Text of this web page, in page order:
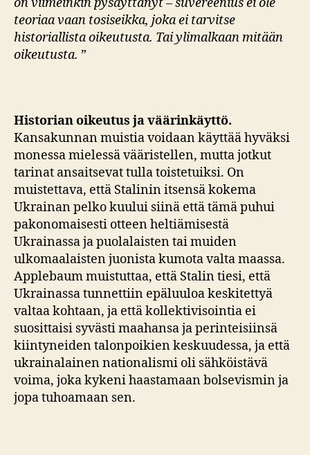
on viimeinkin pysäyttänyt – suvereenius ei ole
teoriaa vaan tosiseikka, joka ei tarvitse
historiallista oikeutusta. Tai ylimalkaan mitään
oikeutusta. ”
Historian oikeutus ja väärinkäyttö.
Kansakunnan muistia voidaan käyttää hyväksi
monessa mielessä vääristellen, mutta jotkut
tarinat ansaitsevat tulla toistetuiksi. On
muistettava, että Stalinin itsensä kokema
Ukrainan pelko kuului siinä että tämä puhui
pakonomaisesti otteen heltiämisestä
Ukrainassa ja puolalaisten tai muiden
ulkomaalaisten juonista kumota valta maassa.
Applebaum muistuttaa, että Stalin tiesi, että
Ukrainassa tunnettiin epäluuloa keskitettyä
valtaa kohtaan, ja että kollektivisointia ei
suosittaisi syvästi maahansa ja perinteisiinsä
kiintyneiden talonpoikien keskuudessa, ja että
ukrainalainen nationalismi oli sähköistävä
voima, joka kykeni haastamaan bolsevismin ja
jopa tuhoamaan sen.